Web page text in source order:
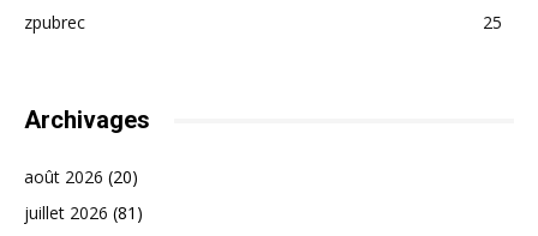
zpubrec
25
Archivages
août 2026 (20)
juillet 2026 (81)